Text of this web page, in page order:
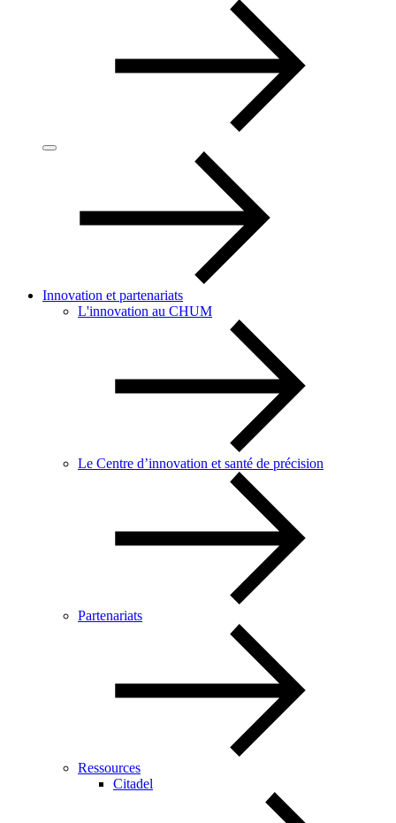
Innovation et partenariats
L'innovation au CHUM
Le Centre d’innovation et santé de précision
Partenariats
Ressources
Citadel